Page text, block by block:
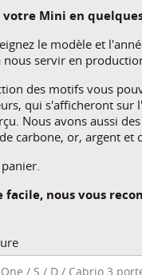
votre Mini en
le modèle et
servir en
des motifs vous
qui s'afficheront sur
Nous avons aussi
carbone, or, argent et
facile, nous vous